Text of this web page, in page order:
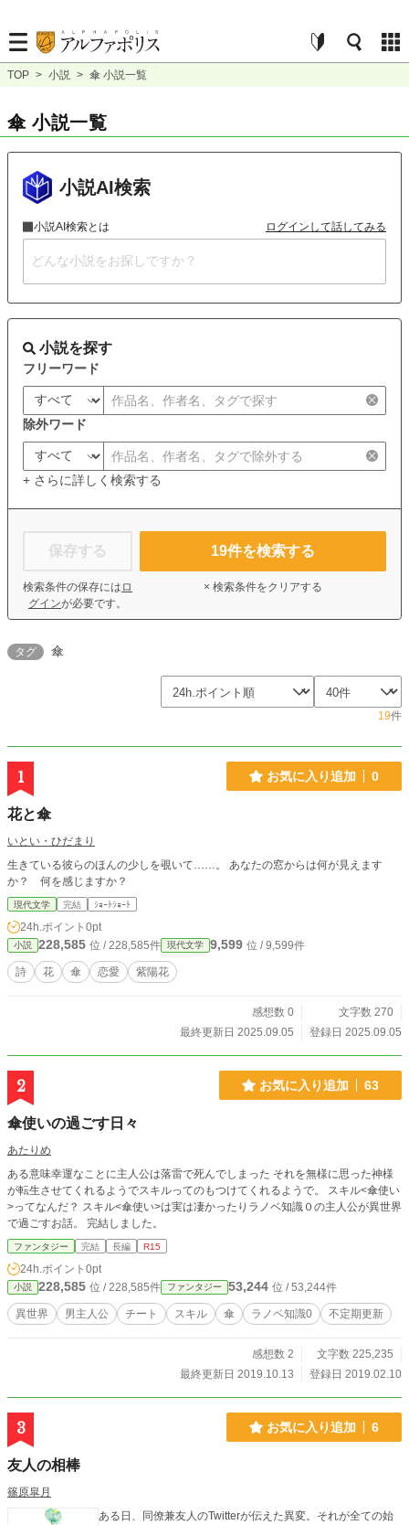
TOP > 小説 > 傘 小説一覧
傘 小説一覧
小説AI検索
小説AI検索とは ログインして話してみる
小説を探す
フリーワード
除外ワード
+ さらに詳しく検索する
保存する
検索条件の保存には ロ
グインが必要です。
19件を検索する
× 検索条件をクリアする
タグ 傘
19件
1 お気に入り追加 0
花と傘
いとい・ひだまり
生きている彼らのほんの少しを覗いて……。 あなたの窓からは何が見えます
か？ 何を感じますか？
現代文学 完結 ｼｮｰﾄｼｮｰﾄ
24h.ポイント 0pt
小説 228,585 位 / 228,585件 現代文学 9,599 位 / 9,599件
詩 花 傘 恋愛 紫陽花
感想数 0
文字数 270
最終更新日 2025.09.05
登録日 2025.09.05
2 お気に入り追加 63
傘使いの過ごす日々
あたりめ
ある意味幸運なことに主人公は落雷で死んでしまった それを無様に思った神様
が転生させてくれるようでスキルってのもつけてくれるようで。 スキル<傘使い
>ってなんだ？ スキル<傘使い>は実は凄かったりラノベ知識０の主人公が異世界
で過ごすお話。 完結しました。
ファンタジー 完結 長編 R15
24h.ポイント 0pt
小説 228,585 位 / 228,585件 ファンタジー 53,244 位 / 53,244件
異世界 男主人公 チート スキル 傘 ラノベ知識0 不定期更新
感想数 2
文字数 225,235
最終更新日 2019.10.13
登録日 2019.02.10
3 お気に入り追加 6
友人の相棒
篠原皐月
ある日、同僚兼友人のTwitterが伝えた異変。それが全ての始